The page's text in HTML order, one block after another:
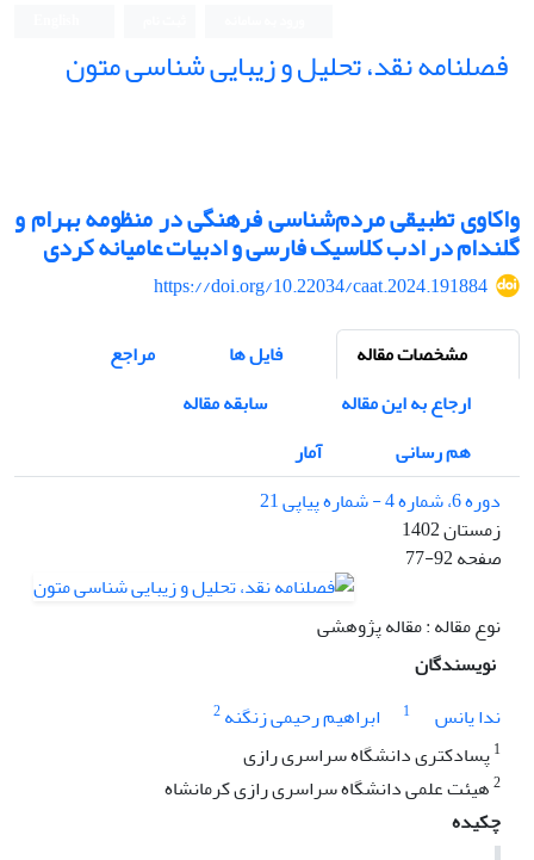
فصلنامه نقد، تحلیل و زیبایی شناسی متون
واکاوی تطبیقی مردم‌شناسی فرهنگی در منظومه بهرام و
گلندام در ادب کلاسیک فارسی و ادبیات عامیانه کردی
https://doi.org/10.22034/caat.2024.191884
مشخصات مقاله
فایل ها
مراجع
ارجاع به این مقاله
سابقه مقاله
هم رسانی
آمار
دوره 6، شماره 4 - شماره پیاپی 21
زمستان 1402
صفحه77-92
نوع مقاله : مقاله پژوهشی
نویسندگان
ندا یانس
1 ابراهیم رحیمی زنگنه2
1پسادکتری دانشگاه سراسری رازی
2هیئت علمی دانشگاه سراسری رازی کرمانشاه
چکیده